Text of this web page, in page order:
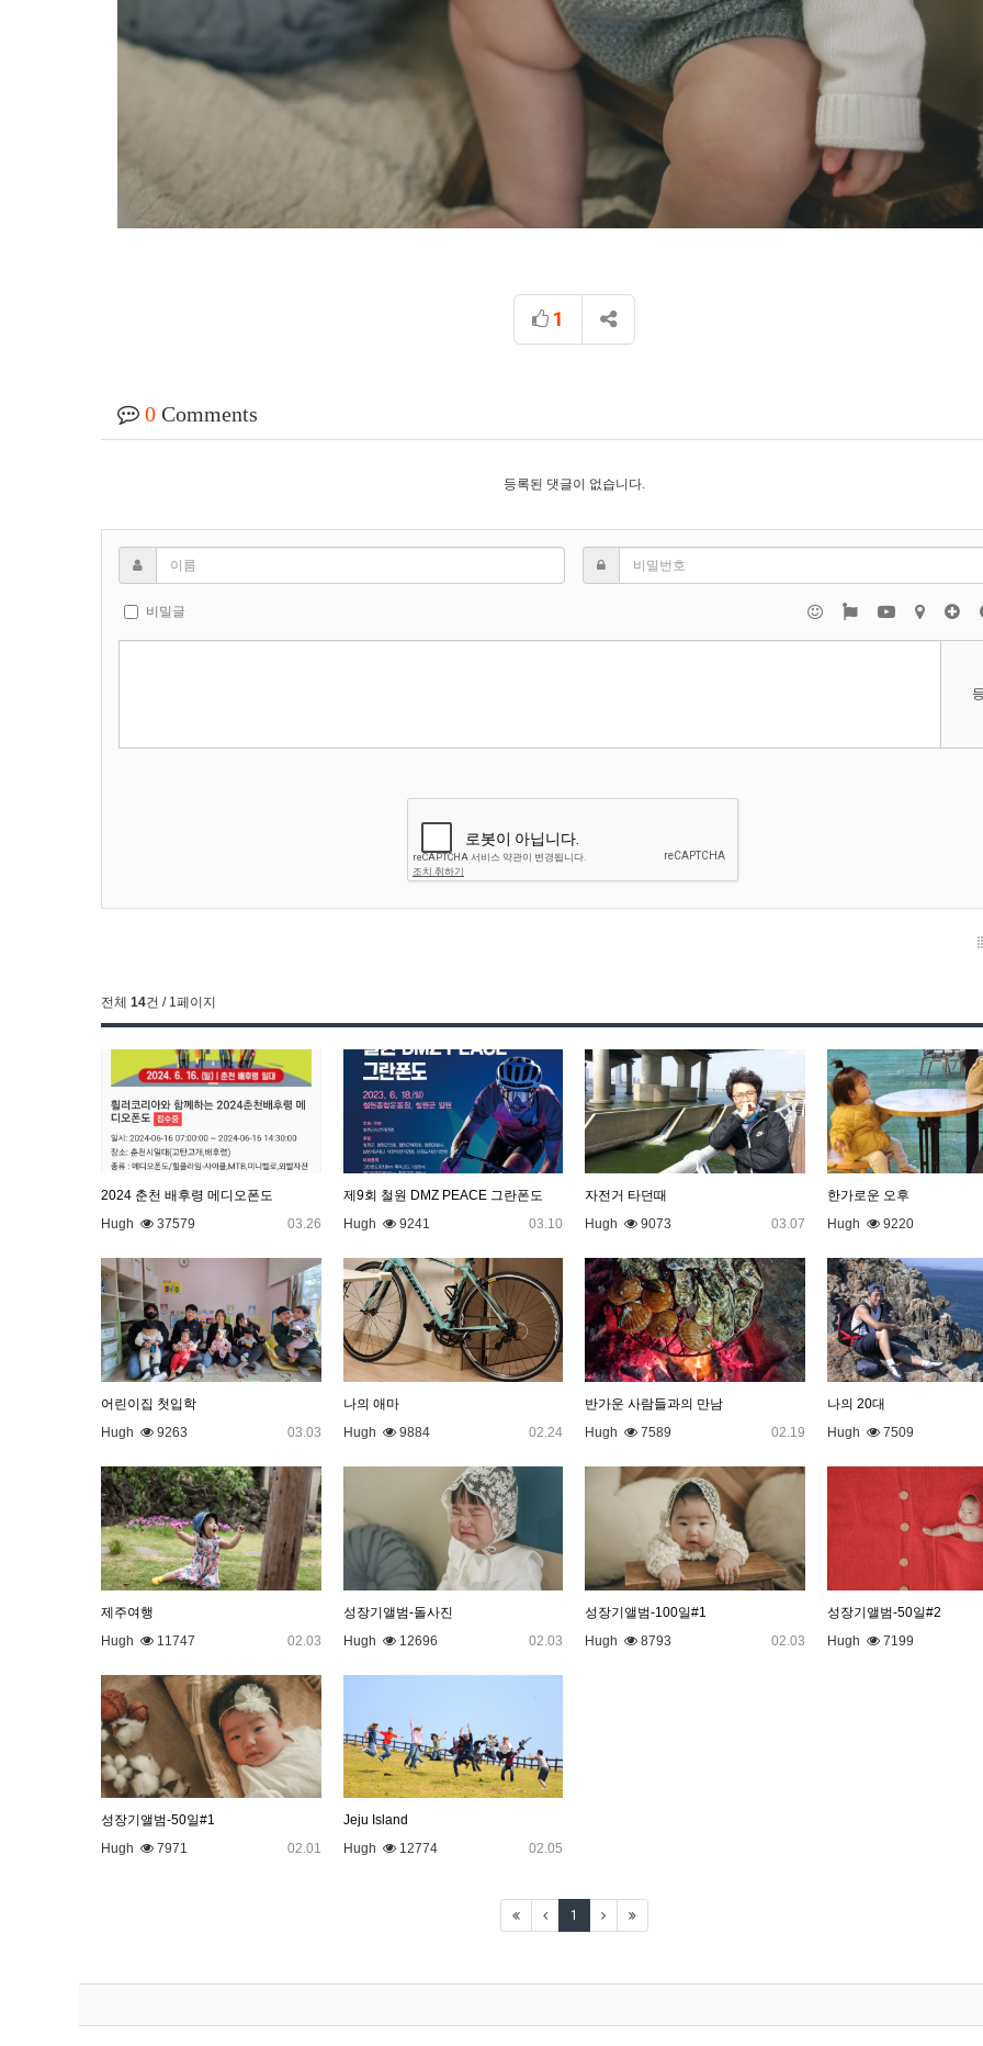
1
0 Comments
등록된 댓글이 없습니다.
비밀글
전체 14건 / 1페이지
2024 춘천 배후령 메디오폰도
Hugh
37579 03.26
제9회 철원 DMZ PEACE 그란폰도
Hugh
9241 03.10
자전거 타던때
Hugh
9073 03.07
한가로운 오후
Hugh
9220
어린이집 첫입학
Hugh
9263 03.03
나의 애마
Hugh
9884 02.24
반가운 사람들과의 만남
Hugh
7589 02.19
나의 20대
Hugh
7509
제주여행
Hugh
11747 02.03
성장기앨범-돌사진
Hugh
12696 02.03
성장기앨범-100일#1
Hugh
8793 02.03
성장기앨범-50일#2
Hugh
7199
성장기앨범-50일#1
Hugh
7971 02.01
Jeju Island
Hugh
12774 02.05
1